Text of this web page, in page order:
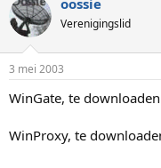
Verenigingslid
3 mei 2003
WinGate, te
WinProxy, te